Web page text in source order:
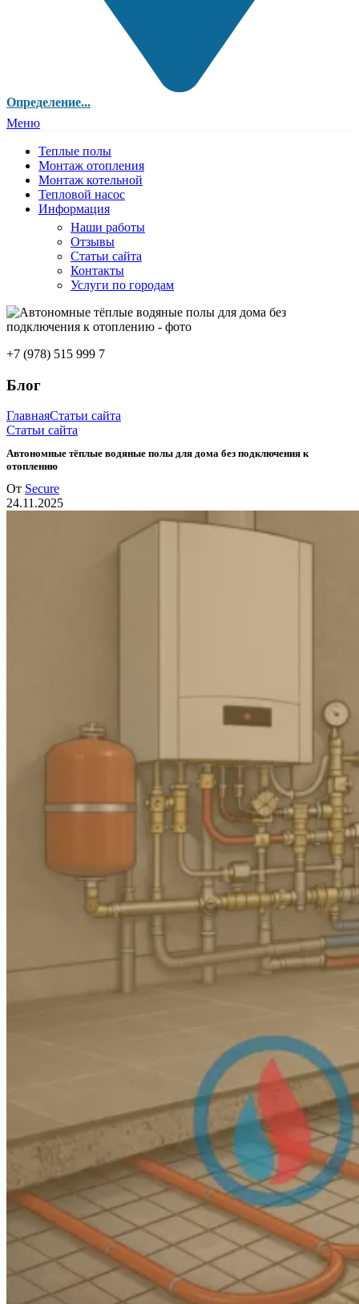
Определение...
Меню
Теплые полы
Монтаж отопления
Монтаж котельной
Тепловой насос
Информация
Наши работы
Отзывы
Статьи сайта
Контакты
Услуги по городам
+7 (978) 515 999 7
Блог
ГлавнаяСтатьи сайта
Статьи сайта
Автономные тёплые водяные полы для дома без подключения к
отоплению
От Secure
24.11.2025